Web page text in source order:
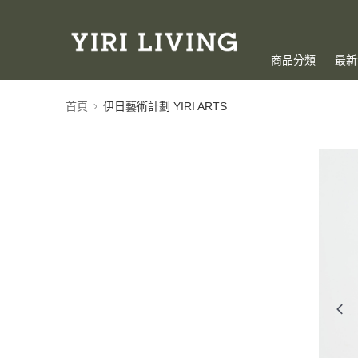
商品分類 最
首頁 伊日藝術計劃 YIRI ARTS